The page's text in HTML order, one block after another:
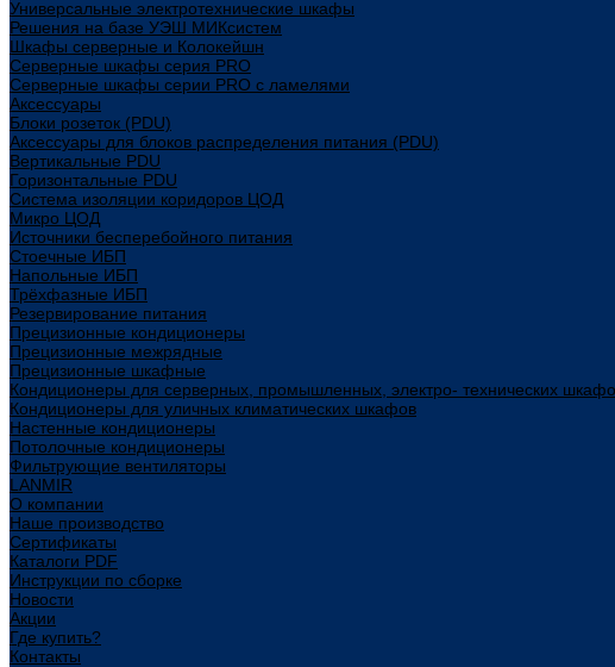
Универсальные электротехнические шкафы
Решения на базе УЭШ МИКсистем
Шкафы серверные и Колокейшн
Серверные шкафы серия PRO
Серверные шкафы серии PRO с ламелями
Аксессуары
Блоки розеток (PDU)
Аксессуары для блоков распределения питания (PDU)
Вертикальные PDU
Горизонтальные PDU
Система изоляции коридоров ЦОД
Микро ЦОД
Источники бесперебойного питания
Стоечные ИБП
Напольные ИБП
Трёхфазные ИБП
Резервирование питания
Прецизионные кондиционеры
Прецизионные межрядные
Прецизионные шкафные
Кондиционеры для серверных, промышленных, электро- технических
Кондиционеры для уличных климатических шкафов
Настенные кондиционеры
Потолочные кондиционеры
Фильтрующие вентиляторы
LANMIR
О компании
Наше производство
Сертификаты
Каталоги PDF
Инструкции по сборке
Новости
Акции
Где купить?
Контакты